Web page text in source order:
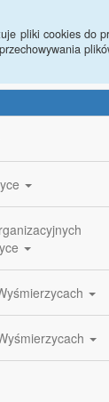
pliki cookies do